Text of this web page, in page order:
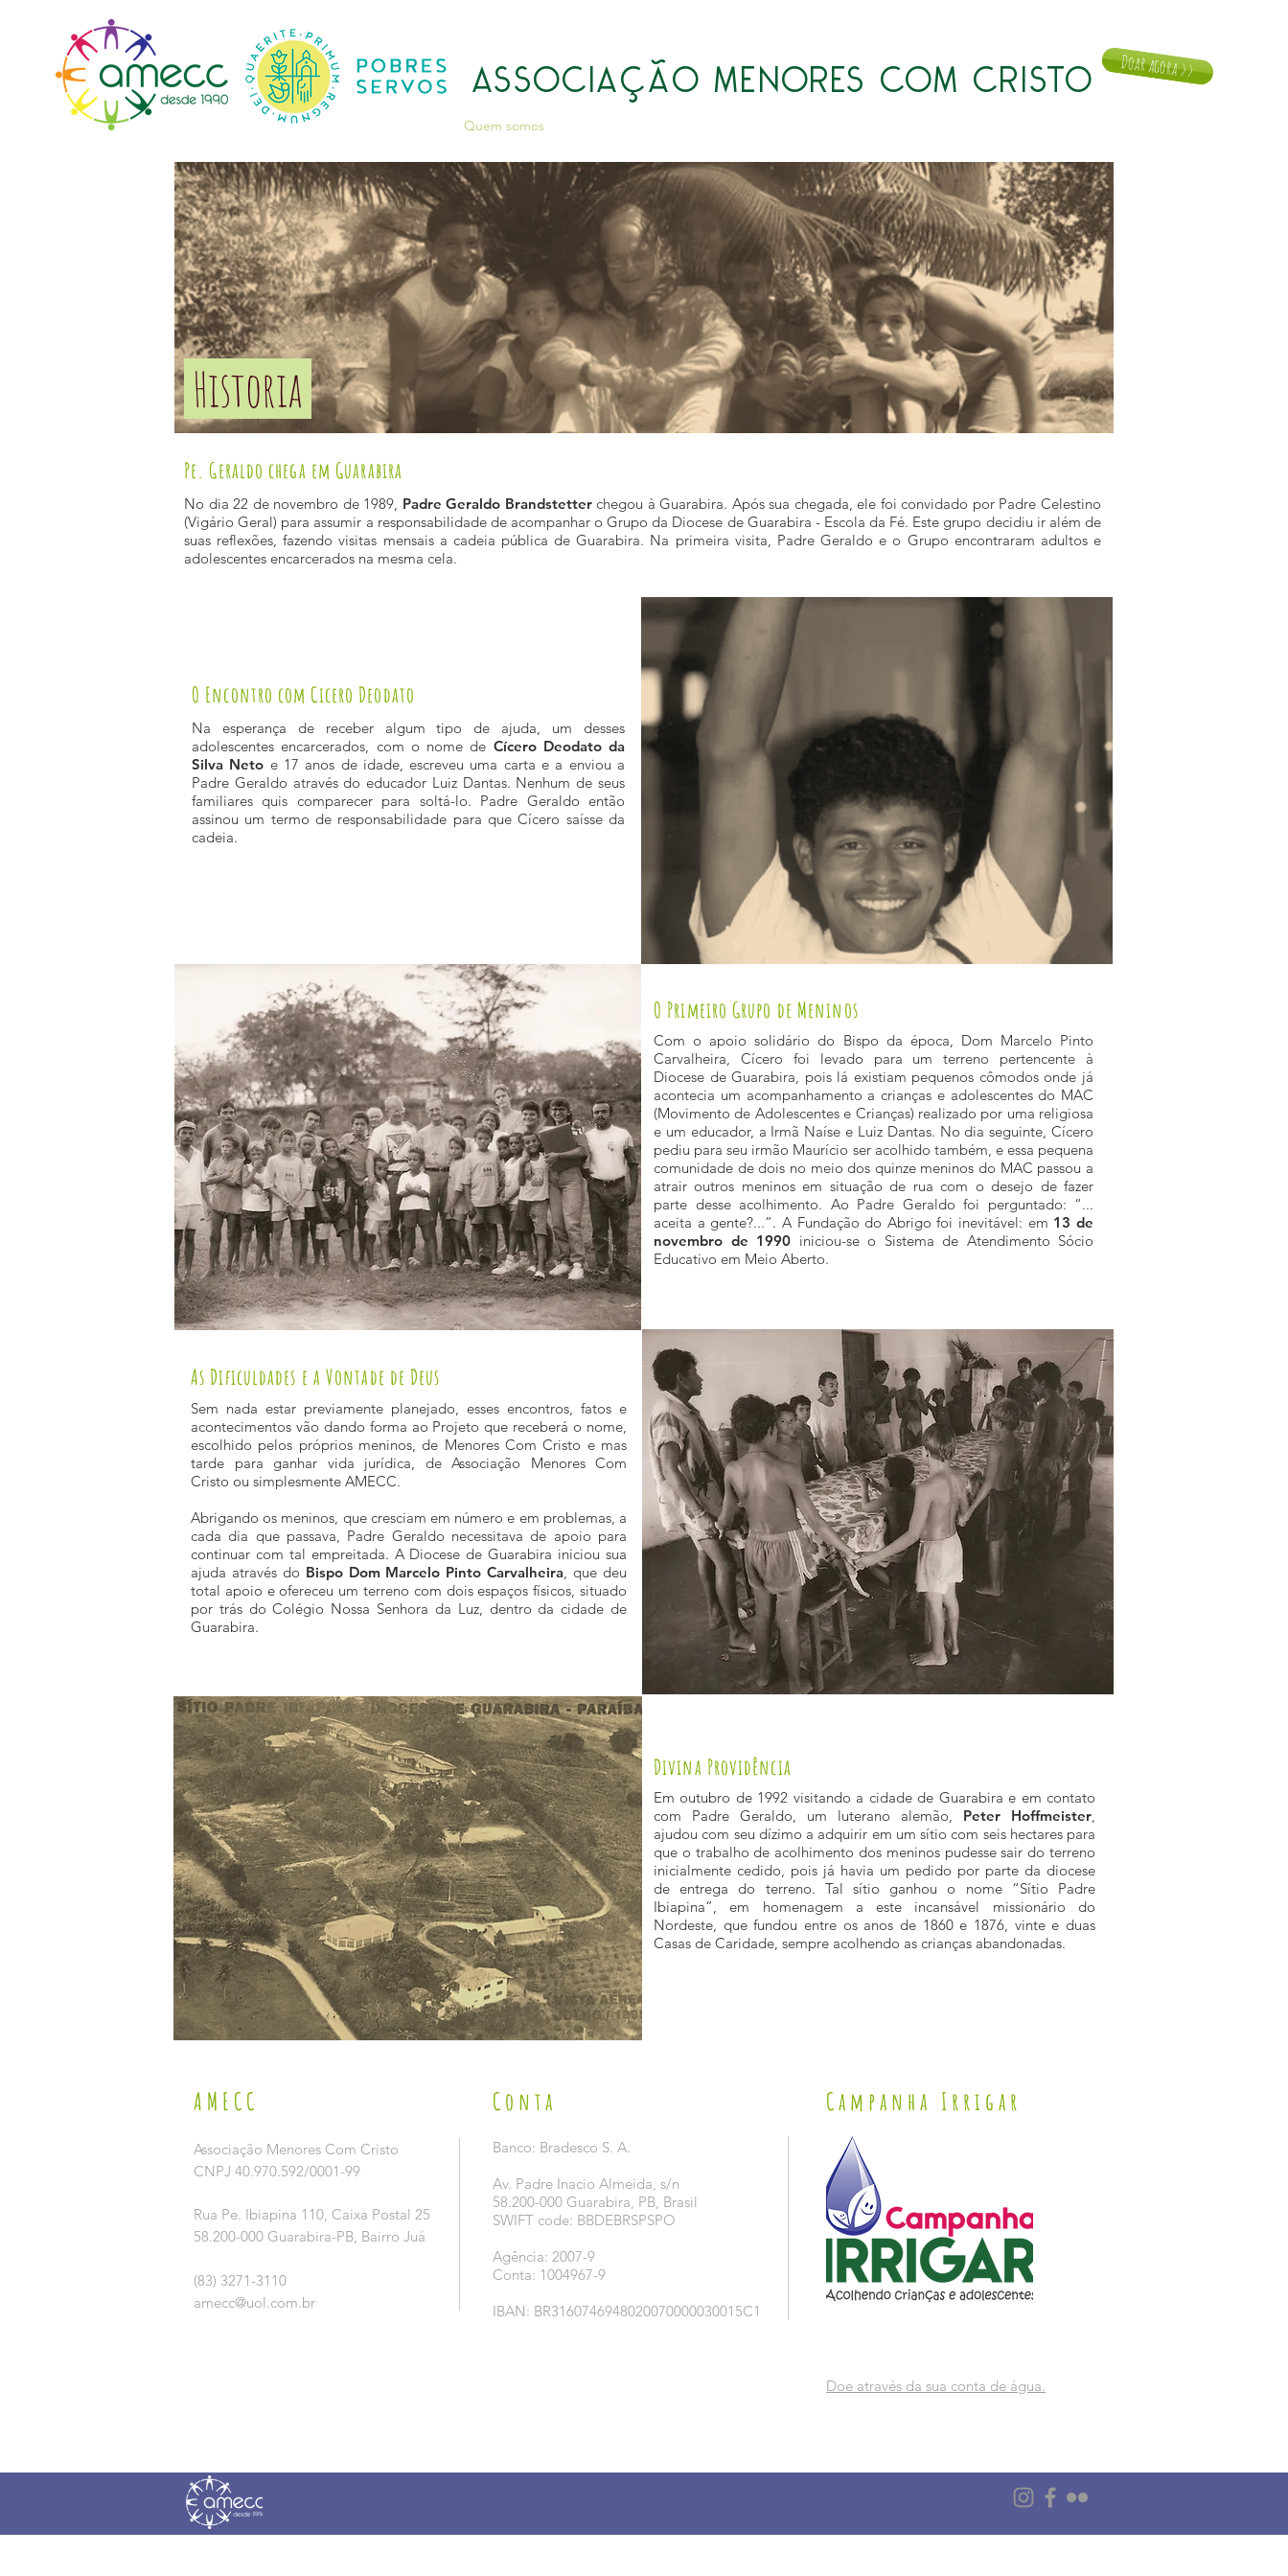
ASSOCIAÇÃO MENORES COM CRISTO Doar agora >>
Quem somos
Historia
Pe. Geraldo chega em Guarabira
No dia 22 de novembro de 1989, Padre Geraldo Brandstetterchegou à Guarabira. Após sua chegada, ele foi convidado por Padre Celestino
(Vigário Geral) para assumir a responsabilidade de acompanhar o Grupo da Diocese de Guarabira - Escola da Fé. Este grupo decidiu ir além de
suas reflexões, fazendo visitas mensais a cadeia pública de Guarabira. Na primeira visita, Padre Geraldo e o Grupo encontraram adultos e
adolescentes encarcerados na mesma cela.
O Encontro com Cicero Deodato
Na esperança de receber algum tipo de ajuda, um desses
adolescentes encarcerados, com o nome de Cícero Deodato da
Silva Neto e 17 anos de idade, escreveu uma carta e a enviou a
Padre Geraldo através do educador Luiz Dantas. Nenhum de seus
familiares quis comparecer para soltá-lo. Padre Geraldo então
assinou um termo de responsabilidade para que Cícero saísse da
cadeia.
O Primeiro Grupo de Meninos
Com o apoio solidário do Bispo da época, Dom Marcelo Pinto
Carvalheira, Cícero foi levado para um terreno pertencente à
Diocese de Guarabira, pois lá existiam pequenos cômodos onde já
acontecia um acompanhamento a crianças e adolescentes do MAC
(Movimento de Adolescentes e Crianças) realizado por uma religiosa
e um educador, a Irmã Naíse e Luiz Dantas. No dia seguinte, Cícero
pediu para seu irmão Maurício ser acolhido também, e essa pequena
comunidade de dois no meio dos quinze meninos do MAC passou a
atrair outros meninos em situação de rua com o desejo de fazer
parte desse acolhimento. Ao Padre Geraldo foi perguntado: “...
aceita a gente?...”. A Fundação do Abrigo foi inevitável: em 13 de
novembro de 1990 iniciou-se o Sistema de Atendimento Sócio
Educativo em Meio Aberto.
As Dificuldades e a Vontade de Deus
Sem nada estar previamente planejado, esses encontros, fatos e
acontecimentos vão dando forma ao Projeto que receberá o nome,
escolhido pelos próprios meninos, de Menores Com Cristo e mas
tarde para ganhar vida jurídica, de Associação Menores Com
Cristo ou simplesmente AMECC.
Abrigando os meninos, que cresciam em número e em problemas, a
cada dia que passava, Padre Geraldo necessitava de apoio para
continuar com tal empreitada. A Diocese de Guarabira iniciou sua
ajuda através do Bispo Dom Marcelo Pinto Carvalheira, que deu
total apoio e ofereceu um terreno com dois espaços físicos, situado
por trás do Colégio Nossa Senhora da Luz, dentro da cidade de
Guarabira.
Divina Providência
Em outubro de 1992 visitando a cidade de Guarabira e em contato
com Padre Geraldo, um luterano alemão, Peter Hoffmeister,
ajudou com seu dízimo a adquirir em um sítio com seis hectares para
que o trabalho de acolhimento dos meninos pudesse sair do terreno
inicialmente cedido, pois já havia um pedido por parte da diocese
de entrega do terreno. Tal sítio ganhou o nome “Sítio Padre
Ibiapina”, em homenagem a este incansável missionário do
Nordeste, que fundou entre os anos de 1860 e 1876, vinte e duas
Casas de Caridade, sempre acolhendo as crianças abandonadas.
AMECC
Associação Menores Com Cristo
CNPJ 40.970.592/0001-99
Rua Pe. Ibiapina 110, Caixa Postal 25
58.200-000 Guarabira-PB, Bairro Juá
(83) 3271-3110
amecc@uol.com.br
Conta
Banco: Bradesco S. A.
Av. Padre Inacio Almeida, s/n
58.200-000 Guarabira, PB, Brasil
SWIFT code: BBDEBRSPSPO
Agência: 2007-9
Conta: 1004967-9
IBAN: BR3160746948020070000030015C1
Campanha Irrigar
Doe através da sua conta de água.